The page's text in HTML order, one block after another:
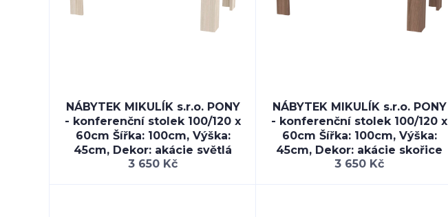
NÁBYTEK MIKULÍK s.r.o. PONY
- konferenční stolek 100/120 x
60cm Šířka: 100cm, Výška:
45cm, Dekor: akácie světlá
3 650 Kč
NÁBYTEK MIKULÍK s.r.o. PONY
- konferenční stolek 100/120 x
60cm Šířka: 100cm, Výška:
45cm, Dekor: akácie skořice
3 650 Kč